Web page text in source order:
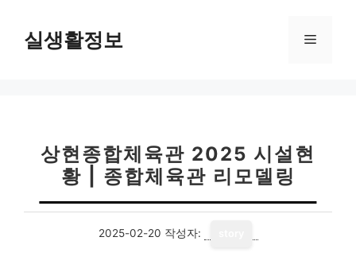
실생활정보 메
상현종합체육관 2025 시설현
황 | 종합체육관 리모델링
2025-02-20 작성자: